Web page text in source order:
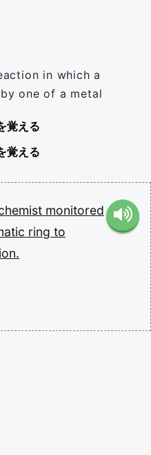
in which a
one of a metal
覚える
覚える
monitored
ring to